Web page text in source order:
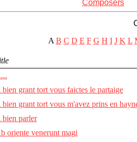
Composers
AB C D E F G H I J K L
bien grant tort vous faictes le partaige
bien grant tort vous m'avez prins en
bien parler
oriente venerunt magi